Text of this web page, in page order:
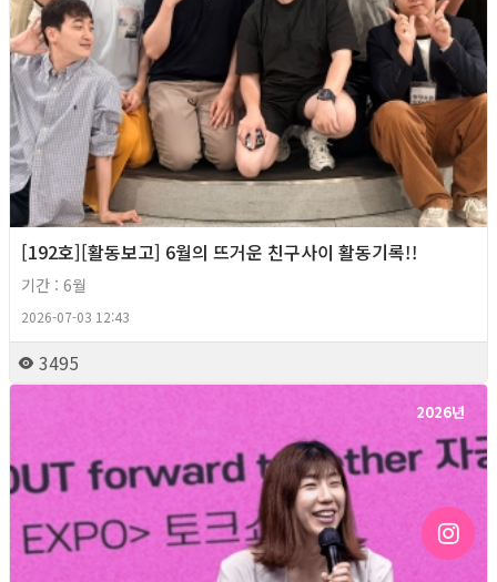
[192호][활동보고] 6월의 뜨거운 친구사이 활동기록!!
기간 : 6월
2026-07-03 12:43
3495
2026년